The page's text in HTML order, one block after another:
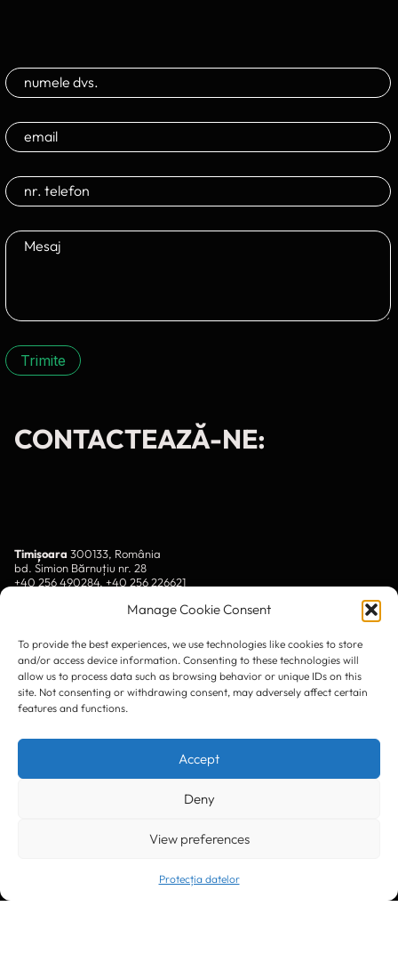
Manage Cookie Consent
To provide the best experiences, we use technologies like cookies to store
and/or access device information. Consenting to these technologies will
allow us to process data such as browsing behavior or unique IDs on this
site. Not consenting or withdrawing consent, may adversely affect certain
features and functions.
Accept
Deny
View preferences
Protecția datelor
Trimite
CONTACTEAZĂ-NE:
Timișoara 300133, România
bd. Simion Bărnuțiu nr. 28
+40 256 490284, +40 256 226621
București011469 România,
Galeria World Trade Center, piața Montreal nr. 10
+40 212 306060, +40 318 054123
bucuresti@greenforest.ro
str. René Jeannel nr. 8, incinta Novis Plaza
cluj@greenforest.ro
SOCIAL MEDIA: